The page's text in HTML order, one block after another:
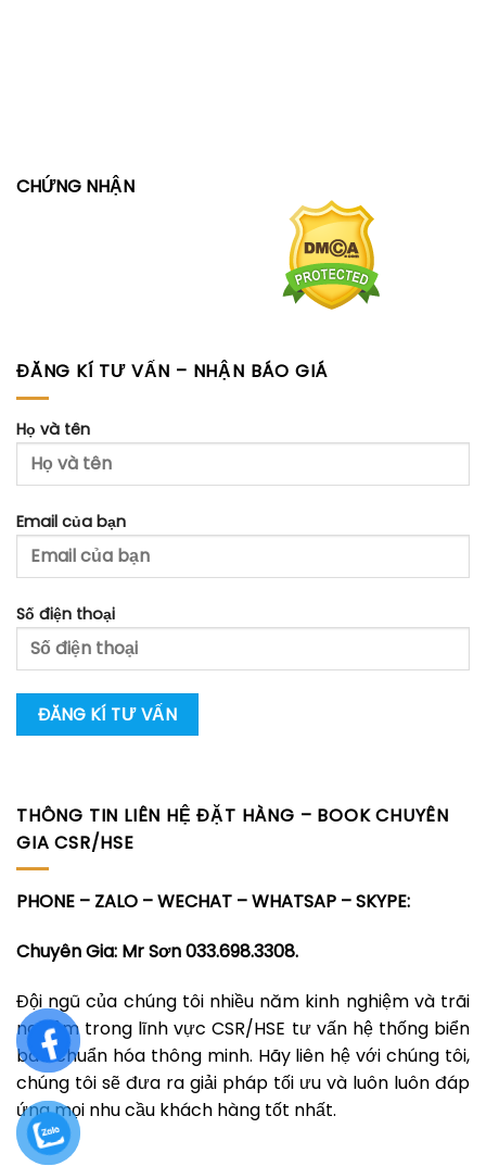
CHỨNG NHẬN
ĐĂNG KÍ TƯ VẤN – NHẬN BÁO GIÁ
Họ và tên
Email của bạn
Số điện thoại
THÔNG TIN LIÊN HỆ ĐẶT HÀNG – BOOK CHUYÊN
GIA CSR/HSE
PHONE – ZALO – WECHAT – WHATSAP – SKYPE:
Chuyên Gia: Mr Sơn 033.698.3308.
Đội ngũ của chúng tôi nhiều năm kinh nghiệm và trãi
nghiệm trong lĩnh vực CSR/HSE tư vấn hệ thống biển
báo chuẩn hóa thông minh. Hãy liên hệ với chúng tôi,
chúng tôi sẽ đưa ra giải pháp tối ưu và luôn luôn đáp
ứng mọi nhu cầu khách hàng tốt nhất.